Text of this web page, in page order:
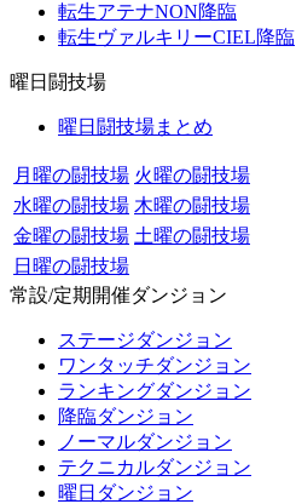
転生アテナNON降臨
転生ヴァルキリーCIEL降臨
曜日闘技場
曜日闘技場まとめ
月曜の闘技場 火曜の闘技場
水曜の闘技場 木曜の闘技場
金曜の闘技場 土曜の闘技場
日曜の闘技場
常設/定期開催ダンジョン
ステージダンジョン
ワンタッチダンジョン
ランキングダンジョン
降臨ダンジョン
ノーマルダンジョン
テクニカルダンジョン
曜日ダンジョン